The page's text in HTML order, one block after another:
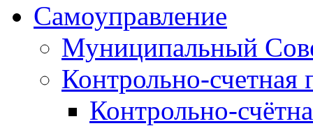
Самоуправление
Муниципальный
Контрольно-счетная
Контрольно-